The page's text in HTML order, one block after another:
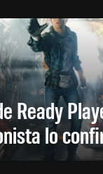
Ready
lo